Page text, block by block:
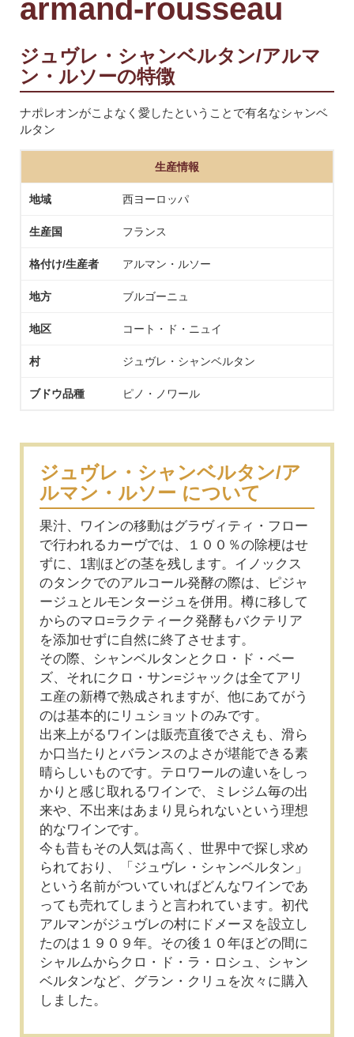
armand-rousseau
ジュヴレ・シャンベルタン/アルマ
ン・ルソーの特徴
ナポレオンがこよなく愛したということで有名なシャンベ
ルタン
生産情報
地域 西ヨーロッパ
生産国 フランス
格付け/生産者 アルマン・ルソー
地方 ブルゴーニュ
地区 コート・ド・ニュイ
村 ジュヴレ・シャンベルタン
ブドウ品種 ピノ・ノワール
ジュヴレ・シャンベルタン/ア
ルマン・ルソー について
果汁、ワインの移動はグラヴィティ・フロー
で行われるカーヴでは、１００％の除梗はせ
ずに、1割ほどの茎を残します。イノックス
のタンクでのアルコール発酵の際は、ピジャ
ージュとルモンタージュを併用。樽に移して
からのマロ=ラクティーク発酵もバクテリア
を添加せずに自然に終了させます。
その際、シャンベルタンとクロ・ド・ベー
ズ、それにクロ・サン=ジャックは全てアリ
エ産の新樽で熟成されますが、他にあてがう
のは基本的にリュショットのみです。
出来上がるワインは販売直後でさえも、滑ら
か口当たりとバランスのよさが堪能できる素
晴らしいものです。テロワールの違いをしっ
かりと感じ取れるワインで、ミレジム毎の出
来や、不出来はあまり見られないという理想
的なワインです。
今も昔もその人気は高く、世界中で探し求め
られており、「ジュヴレ・シャンベルタン」
という名前がついていればどんなワインであ
っても売れてしまうと言われています。初代
アルマンがジュヴレの村にドメーヌを設立し
たのは１９０９年。その後１０年ほどの間に
シャルムからクロ・ド・ラ・ロシュ、シャン
ベルタンなど、グラン・クリュを次々に購入
しました。